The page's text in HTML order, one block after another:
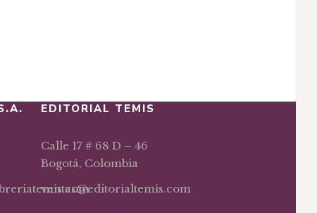
EDITORIAL TEMIS
Calle 17 # 68 D – 46
Bogotá, Colombia
ventas@editorialtemis.com